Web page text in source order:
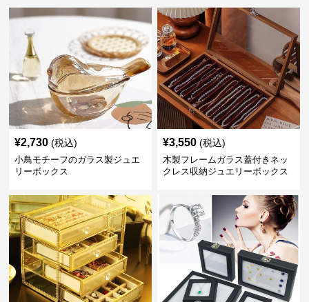
¥2,730 (税込)
小鳥モチーフのガラス製ジュエ
リーボックス
¥3,550 (税込)
木製フレームガラス蓋付きネッ
クレス収納ジュエリーボックス